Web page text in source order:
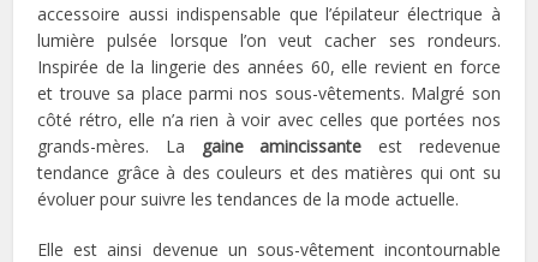
accessoire aussi indispensable que l’épilateur électrique à
lumière pulsée lorsque l’on veut cacher ses rondeurs.
Inspirée de la lingerie des années 60, elle revient en force
et trouve sa place parmi nos sous-vêtements. Malgré son
côté rétro, elle n’a rien à voir avec celles que portées nos
grands-mères. La gaine amincissanteest redevenue
tendance grâce à des couleurs et des matières qui ont su
évoluer pour suivre les tendances de la mode actuelle.
Elle est ainsi devenue un sous-vêtement incontournable